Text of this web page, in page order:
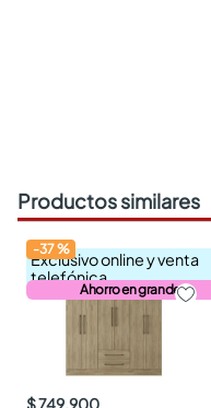
Productos similares
Exclusivo online y venta
telefónica
Ahorro en grande
-37%
$ 749.900